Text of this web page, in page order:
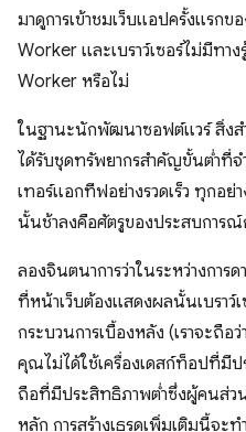
มาดูการเข้าชมเว็บแอปครั้งแรก
Worker และเบราว์เซอร์ไม่มีทา
Worker หรือไม่
ในฐานะนักพัฒนาซอฟต์แวร์ สิ่งส
ได้รับชุดทรัพยากรสําคัญขั้นต่ำที่
เทอร์แอกทีฟอย่างรวดเร็ว ทุกอย่
นั้นช้าลงคือศัตรูของประสบการณ์
ลองจินตนาการว่าในระหว่างกา
ที่หน้าเว็บต้องแสดงผลนั้นเบราว์
กระบวนการเบื้องหลัง (เราจะถือ
คุณไม่ได้ใช้เครื่องเดสก์ท็อปที่มี
ถือที่มีประสิทธิภาพต่ำซึ่งผู้คนส่
หลัก การสร้างเธรดเพิ่มเติมนี้จะ